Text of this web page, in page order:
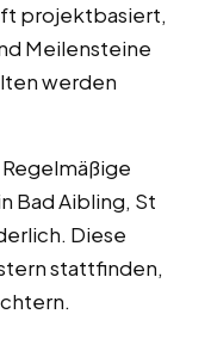
projektbasiert,
Meilensteine
werden
Regelmäßige
Bad Aibling, St
Diese
stattfinden,